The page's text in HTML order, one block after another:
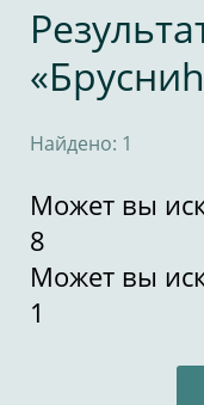
Найдено: 1
Может вы
8
Может вы
1